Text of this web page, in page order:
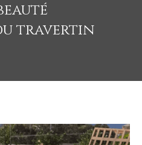
travertin